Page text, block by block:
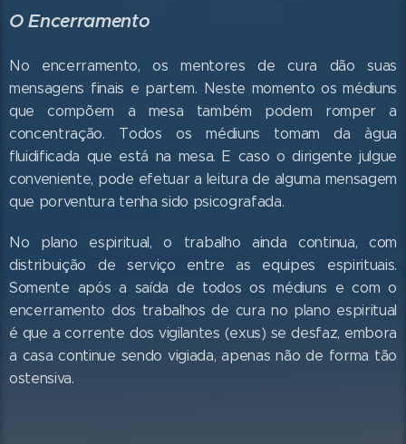
O Encerramento
No encerramento, os mentores de cura dão suas
mensagens finais e partem. Neste momento os médiuns
que compõem a mesa também podem romper a
concentração. Todos os médiuns tomam da àgua
fluidificada que está na mesa. E caso o dirigente julgue
conveniente, pode efetuar a leitura de alguma mensagem
que porventura tenha sido psicografada.
No plano espiritual, o trabalho ainda continua, com
distribuição de serviço entre as equipes espirituais.
Somente após a saída de todos os médiuns e com o
encerramento dos trabalhos de cura no plano espiritual
é que a corrente dos vigilantes (exus) se desfaz, embora
a casa continue sendo vigiada, apenas não de forma tão
ostensiva.